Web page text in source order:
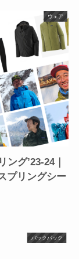
ウェア
グ’23-24｜
プリングシー
バックパック